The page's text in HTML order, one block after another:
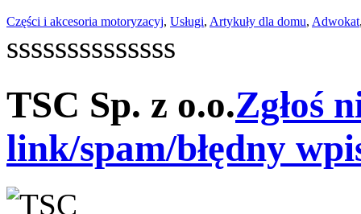
Części i akcesoria motoryzacyj, Usługi, Artykuły dla domu, Adwokat
ssssssssssssss
TSC Sp. z o.o.Zgłoś
link/spam/błędny